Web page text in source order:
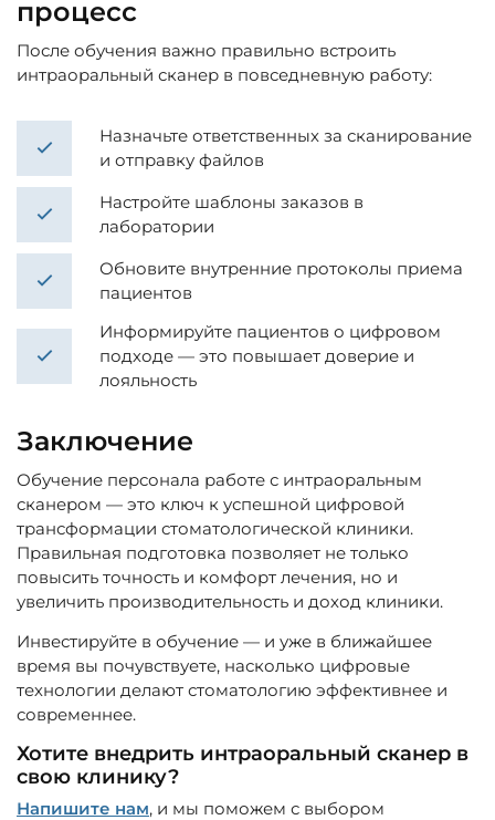
процесс
После обучения важно правильно встроить
интраоральный сканер в повседневную работу:
Назначьте ответственных за сканирование
и отправку файлов
Настройте шаблоны заказов в
лаборатории
Обновите внутренние протоколы приема
пациентов
Информируйте пациентов о цифровом
подходе — это повышает доверие и
лояльность
Заключение
Обучение персонала работе с интраоральным
сканером — это ключ к успешной цифровой
трансформации стоматологической клиники.
Правильная подготовка позволяет не только
повысить точность и комфорт лечения, но и
увеличить производительность и доход клиники.
Инвестируйте в обучение — и уже в ближайшее
время вы почувствуете, насколько цифровые
технологии делают стоматологию эффективнее и
современнее.
Хотите внедрить интраоральный сканер в
свою клинику?
Напишите нам, и мы поможем с выбором